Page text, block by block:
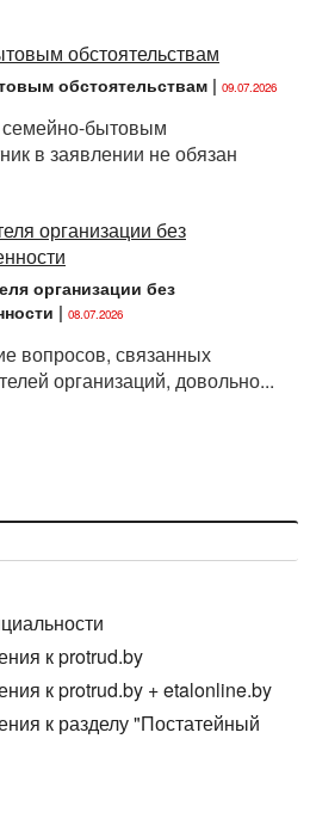
обстоятельствам | 09.07.2026
семейно-бытовым
в заявлении не обязан
организации без
| 08.07.2026
вопросов, связанных
организаций, довольно...
к protrud.by
к protrud.by + etalonline.by
к разделу "Постатейный